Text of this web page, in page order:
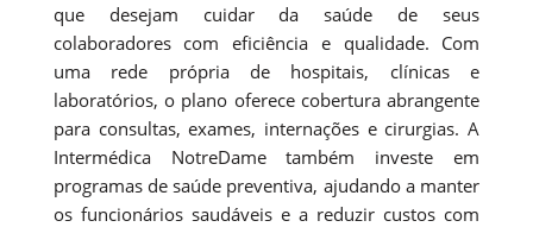
que desejam cuidar da saúde de seus
colaboradores com eficiência e qualidade. Com
uma rede própria de hospitais, clínicas e
laboratórios, o plano oferece cobertura abrangente
para consultas, exames, internações e cirurgias. A
Intermédica NotreDame também investe em
programas de saúde preventiva, ajudando a manter
os funcionários saudáveis e a reduzir custos com